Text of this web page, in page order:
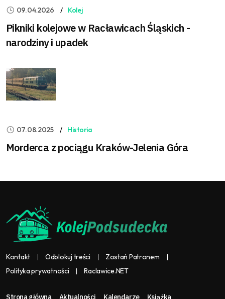
09.04.2026 Kolej
Pikniki kolejowe w Racławicach Śląskich -
narodziny i upadek
07.08.2025 Historia
Morderca z pociągu Kraków-Jelenia Góra
Kontakt Odblokuj treści
Zostań Patronem
Polityka prywatności
Raclawice.NET